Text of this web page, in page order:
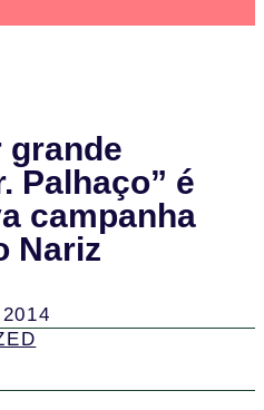
grande
Palhaço” é
campanha
Nariz